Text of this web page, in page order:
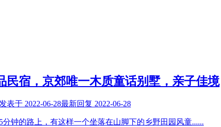
民宿，京郊唯一木质童话别墅，亲子佳境
发表于 2022-06-28最新回复 2022-06-28
钟的路上，有这样一个坐落在山脚下的乡野田园风童......